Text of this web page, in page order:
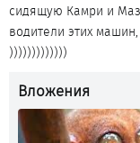
сидящую Камри и
водители этих
)))))))))))))
Вложения